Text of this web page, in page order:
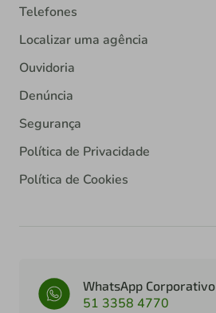
Telefones
Localizar uma agência
Ouvidoria
Denúncia
Segurança
Política de Privacidade
Política de Cookies
WhatsApp Corporativo
51 3358 4770